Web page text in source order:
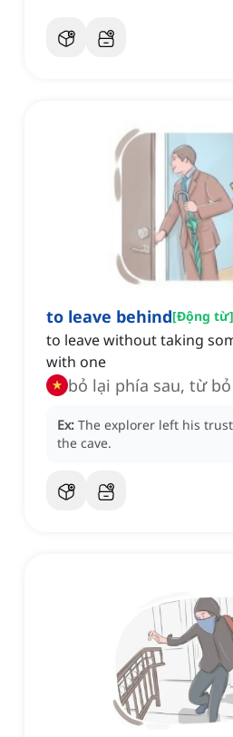
to leave behind[Động từ]
to leave without taking
with one
bỏ lại phía sau, từ bỏ
Ex: The explorer left his
the cave.